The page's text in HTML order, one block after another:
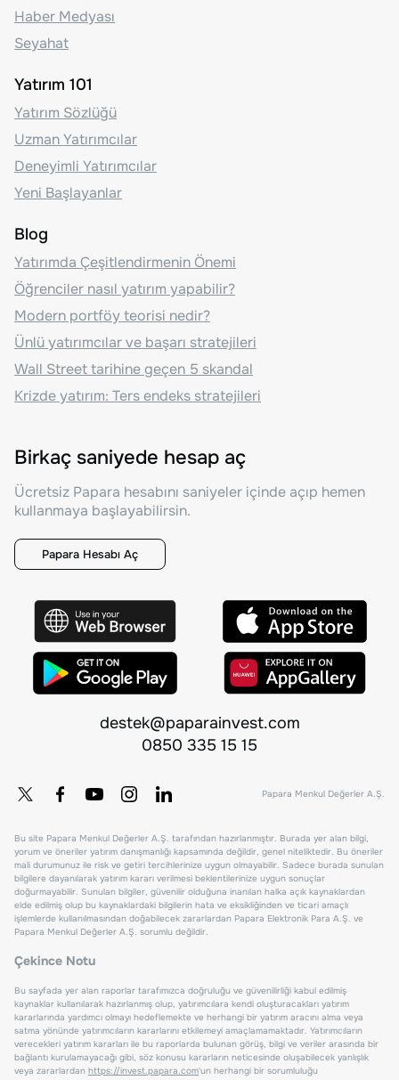
Haber Medyası
Seyahat
Yatırım 101
Yatırım Sözlüğü
Uzman Yatırımcılar
Deneyimli Yatırımcılar
Yeni Başlayanlar
Blog
Yatırımda Çeşitlendirmenin Önemi
Öğrenciler nasıl yatırım yapabilir?
Modern portföy teorisi nedir?
Ünlü yatırımcılar ve başarı stratejileri
Wall Street tarihine geçen 5 skandal
Krizde yatırım: Ters endeks stratejileri
Birkaç saniyede hesap aç
Ücretsiz Papara hesabını saniyeler içinde açıp hemen
kullanmaya başlayabilirsin.
Papara Hesabı Aç
destek@paparainvest.com
0850 335 15 15
Papara Menkul Değerler A.Ş.
Bu site Papara Menkul Değerler A.Ş. tarafından hazırlanmıştır. Burada yer alan bilgi,
yorum ve öneriler yatırım danışmanlığı kapsamında değildir, genel niteliktedir. Bu öneriler
mali durumunuz ile risk ve getiri tercihlerinize uygun olmayabilir. Sadece burada sunulan
bilgilere dayanılarak yatırım kararı verilmesi beklentilerinize uygun sonuçlar
doğurmayabilir. Sunulan bilgiler, güvenilir olduğuna inanılan halka açık kaynaklardan
elde edilmiş olup bu kaynaklardaki bilgilerin hata ve eksikliğinden ve ticari amaçlı
işlemlerde kullanılmasından doğabilecek zararlardan Papara Elektronik Para A.Ş. ve
Papara Menkul Değerler A.Ş. sorumlu değildir.
Çekince Notu
Bu sayfada yer alan raporlar tarafımızca doğruluğu ve güvenilirliği kabul edilmiş
kaynaklar kullanılarak hazırlanmış olup, yatırımcılara kendi oluşturacakları yatırım
kararlarında yardımcı olmayı hedeflemekte ve herhangi bir yatırım aracını alma veya
satma yönünde yatırımcıların kararlarını etkilemeyi amaçlamamaktadır. Yatırımcıların
verecekleri yatırım kararları ile bu raporlarda bulunan görüş, bilgi ve veriler arasında bir
bağlantı kurulamayacağı gibi, söz konusu kararların neticesinde oluşabilecek yanlışlık
veya zararlardan https://invest.papara.com'un herhangi bir sorumluluğu